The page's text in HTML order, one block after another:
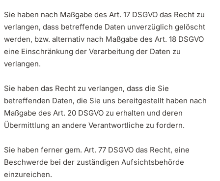
Sie haben nach Maßgabe des Art. 17 DSGVO das Recht zu
verlangen, dass betreffende Daten unverzüglich gelöscht
werden, bzw. alternativ nach Maßgabe des Art. 18 DSGVO
eine Einschränkung der Verarbeitung der Daten zu
verlangen.
Sie haben das Recht zu verlangen, dass die Sie
betreffenden Daten, die Sie uns bereitgestellt haben nach
Maßgabe des Art. 20 DSGVO zu erhalten und deren
Übermittlung an andere Verantwortliche zu fordern.
Sie haben ferner gem. Art. 77 DSGVO das Recht, eine
Beschwerde bei der zuständigen Aufsichtsbehörde
einzureichen.